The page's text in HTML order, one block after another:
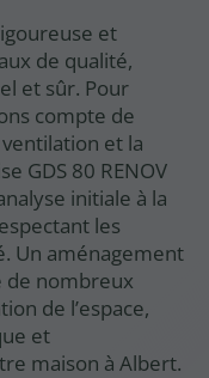
et
de qualité,
et sûr. Pour
compte de
et la
GDS 80 RENOV
initiale à la
les
Un aménagement
de nombreux
de l’espace,
et
maison à Albert.